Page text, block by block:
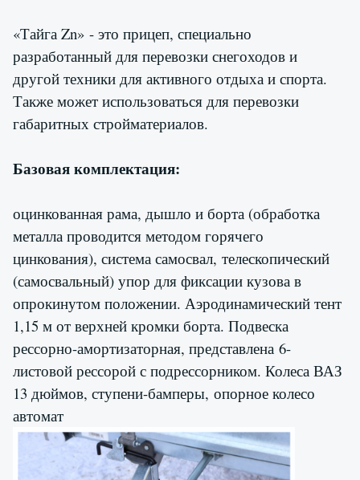
«Тайга Zn» - это прицеп, специально
разработанный для перевозки снегоходов и
другой техники для активного отдыха и спорта.
Также может использоваться для перевозки
габаритных стройматериалов.
Базовая комплектация:
оцинкованная рама, дышло и борта (обработка
металла проводится методом горячего
цинкования), система самосвал, телескопический
(самосвальный) упор для фиксации кузова в
опрокинутом положении. Аэродинамический тент
1,15 м от верхней кромки борта. Подвеска
рессорно-амортизаторная, представлена 6-
листовой рессорой с подрессорником. Колеса ВАЗ
13 дюймов, ступени-бамперы, опорное колесо
автомат